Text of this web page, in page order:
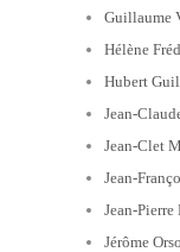
Guillaume
Hélène
Hubert
Jean-
Jean-Clet
Jean-
Jean-Pierre
Jérôme